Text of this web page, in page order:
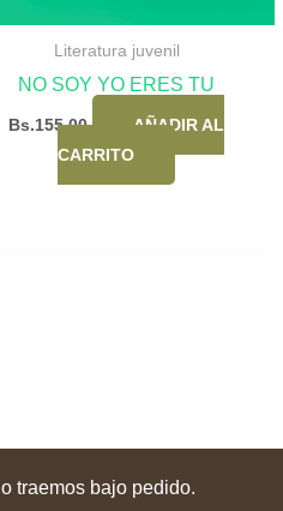
Literatura juvenil
NO SOY YO ERES TU
Bs.155,00
AÑADIR AL
CARRITO
traemos bajo pedido.